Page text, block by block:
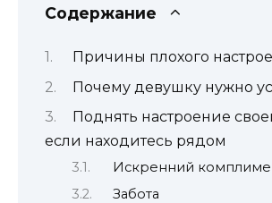
Содержание
Причины плохого
Почему девушку нужно
Поднять настроение
если находитесь рядом
Искренний
Забота